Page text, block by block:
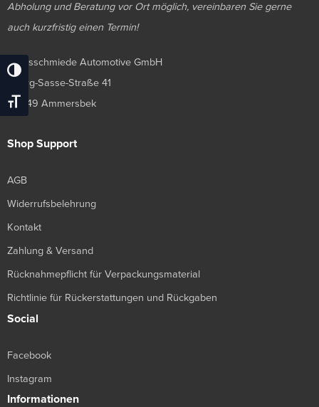
Umschalten Auf Hohe Kontraste
Schrift Vergrößern
Abholung und Beratung vor Ort möglich, vereinbaren Sie gerne
auch kurzfristig einen Termin!
Luxusschmiede Automotive GmbH
Georg-Sasse-Straße 41
22949 Ammersbek
Shop Support
AGB
Widerrufsbelehrung
Kontakt
Zahlung & Versand
Rücknahmepflicht für Verpackungsmaterial
Richtlinie für Rückerstattungen und Rückgaben
Social
Facebook
Instagram
Informationen